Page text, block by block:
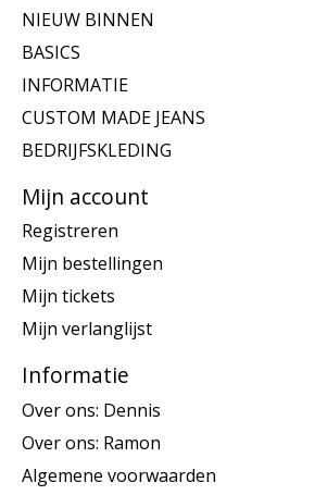
NIEUW BINNEN
BASICS
INFORMATIE
CUSTOM MADE JEANS
BEDRIJFSKLEDING
Mijn account
Registreren
Mijn bestellingen
Mijn tickets
Mijn verlanglijst
Informatie
Over ons: Dennis
Over ons: Ramon
Algemene voorwaarden